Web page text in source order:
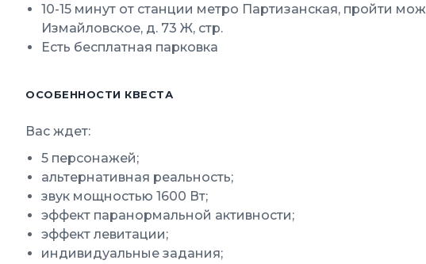
10-15 минут от станции метро Партизанская, пройти
Измайловское, д. 73 Ж, стр.
Есть бесплатная парковка
ОСОБЕННОСТИ КВЕСТА
Вас ждет:
5 персонажей;
альтернативная реальность;
звук мощностью 1600 Вт;
эффект паранормальной активности;
эффект левитации;
индивидуальные задания;